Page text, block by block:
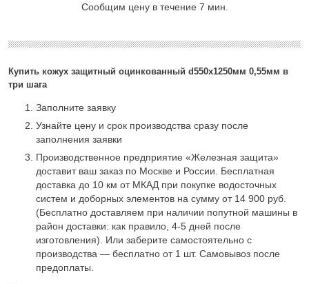
Купить кожух защитный оцинкованный d550х1250мм 0,55мм в
три шага
Заполните заявку
Узнайте цену и срок производства сразу после
заполнения заявки
Производственное предприятие «Железная защита»
доставит ваш заказ по Москве и России. Бесплатная
доставка до 10 км от МКАД при покупке водосточных
систем и доборных элементов на сумму от 14 900 руб.
(Бесплатно доставляем при наличии попутной машины в
район доставки: как правило, 4-5 дней после
изготовления). Или заберите самостоятельно с
производства — бесплатно от 1 шт. Самовывоз после
предоплаты.
Сообщим цену в течение 7 мин.